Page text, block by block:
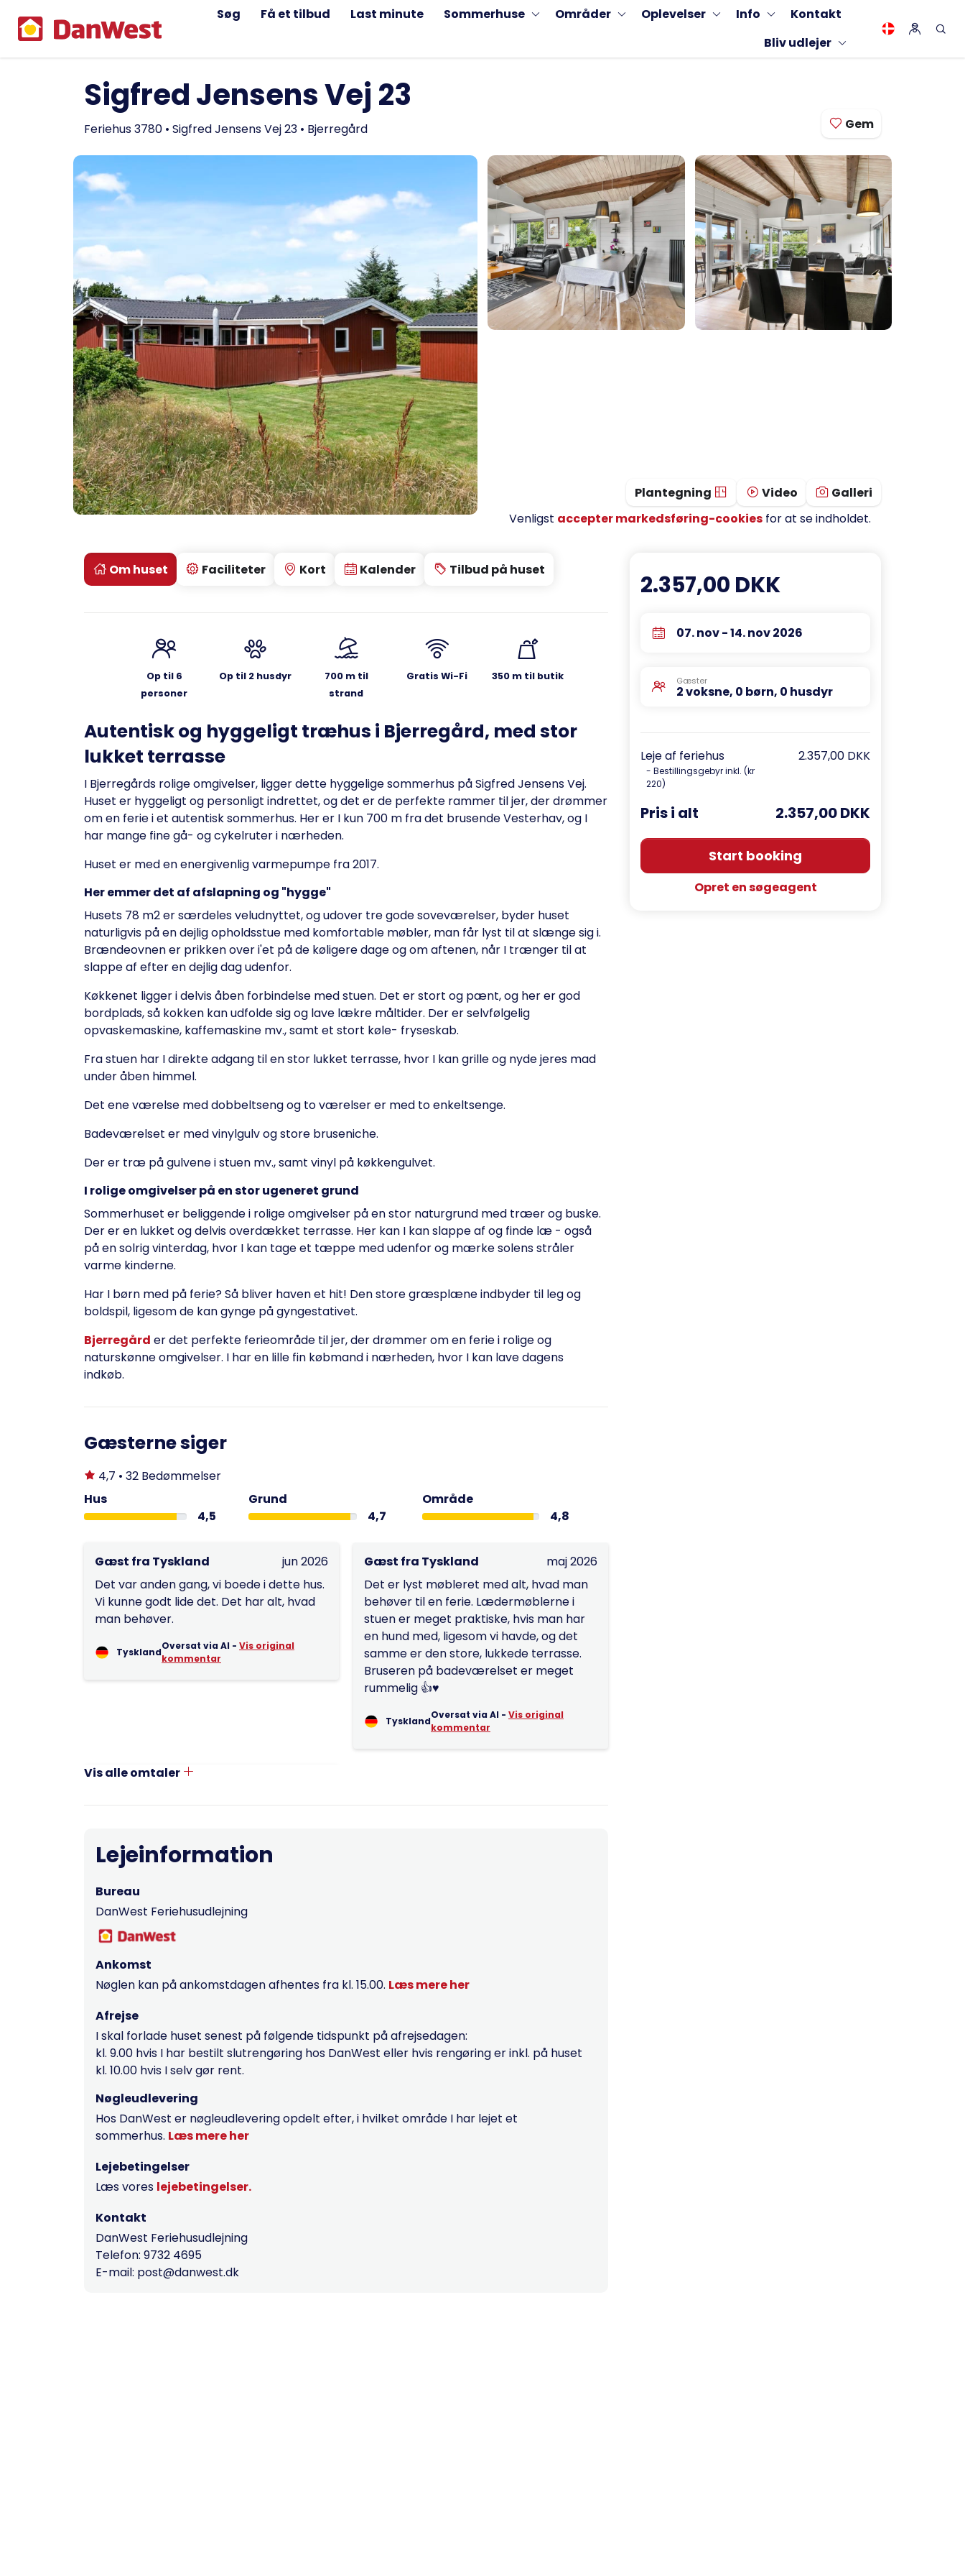
Søg Få et tilbud Last minute Sommerhuse Områder Oplevelser Info
Kontakt
Bliv udlejer
Sigfred Jensens Vej 23
Feriehus 3780 • Sigfred Jensens Vej 23 • Bjerregård Gem
Venligst accepter markedsføring-cookiesfor at se indholdet.
Plantegning Video Galleri
Om huset Faciliteter Kort Kalender Tilbud på huset
Op til 6
personer
Op til 2 husdyr
700 m til
strand
Gratis Wi-Fi 350 m til butik
Autentisk og hyggeligt træhus i Bjerregård, med stor
lukket terrasse
I Bjerregårds rolige omgivelser, ligger dette hyggelige sommerhus på Sigfred Jensens Vej.
Huset er hyggeligt og personligt indrettet, og det er de perfekte rammer til jer, der drømmer
om en ferie i et autentisk sommerhus. Her er I kun 700 m fra det brusende Vesterhav, og I
har mange fine gå- og cykelruter i nærheden.
Huset er med en energivenlig varmepumpe fra 2017.
Her emmer det af afslapning og "hygge"
Husets 78 m2 er særdeles veludnyttet, og udover tre gode soveværelser, byder huset
naturligvis på en dejlig opholdsstue med komfortable møbler, man får lyst til at slænge sig i.
Brændeovnen er prikken over i'et på de køligere dage og om aftenen, når I trænger til at
slappe af efter en dejlig dag udenfor.
Køkkenet ligger i delvis åben forbindelse med stuen. Det er stort og pænt, og her er god
bordplads, så kokken kan udfolde sig og lave lækre måltider. Der er selvfølgelig
opvaskemaskine, kaffemaskine mv., samt et stort køle- fryseskab.
Fra stuen har I direkte adgang til en stor lukket terrasse, hvor I kan grille og nyde jeres mad
under åben himmel.
Det ene værelse med dobbeltseng og to værelser er med to enkeltsenge.
Badeværelset er med vinylgulv og store bruseniche.
Der er træ på gulvene i stuen mv., samt vinyl på køkkengulvet.
I rolige omgivelser på en stor ugeneret grund
Sommerhuset er beliggende i rolige omgivelser på en stor naturgrund med træer og buske.
Der er en lukket og delvis overdækket terrasse. Her kan I kan slappe af og finde læ - også
på en solrig vinterdag, hvor I kan tage et tæppe med udenfor og mærke solens stråler
varme kinderne.
Har I børn med på ferie? Så bliver haven et hit! Den store græsplæne indbyder til leg og
boldspil, ligesom de kan gynge på gyngestativet.
Bjerregård er det perfekte ferieområde til jer, der drømmer om en ferie i rolige og
naturskønne omgivelser. I har en lille fin købmand i nærheden, hvor I kan lave dagens
indkøb.
Gæsterne siger
4,7 • 32 Bedømmelser
Hus
4,5
Grund
4,7
Område
4,8
Gæst fra Tyskland
jun 2026
Det var anden gang, vi boede i dette hus.
Vi kunne godt lide det. Det har alt, hvad
man behøver.
Tyskland
Oversat via AI - Vis original
kommentar
Gæst fra Tyskland
maj 2026
Det er lyst møbleret med alt, hvad man
behøver til en ferie. Lædermøblerne i
stuen er meget praktiske, hvis man har
en hund med, ligesom vi havde, og det
samme er den store, lukkede terrasse.
Bruseren på badeværelset er meget
rummelig 👍♥️
Tyskland
Oversat via AI - Vis original
kommentar
Vis alle omtaler
Lejeinformation
Bureau
DanWest Feriehusudlejning
Ankomst
Nøglen kan på ankomstdagen afhentes fra kl. 15.00. Læs mere her
Afrejse
I skal forlade huset senest på følgende tidspunkt på afrejsedagen:
kl. 9.00 hvis I har bestilt slutrengøring hos DanWest eller hvis rengøring er inkl. på huset
kl. 10.00 hvis I selv gør rent.
Nøgleudlevering
Hos DanWest er nøgleudlevering opdelt efter, i hvilket område I har lejet et
sommerhus. Læs mere her
Lejebetingelser
Læs vores lejebetingelser.
Kontakt
DanWest Feriehusudlejning
Telefon: 9732 4695
E-mail: post@danwest.dk
2.357,00 DKK
07. nov - 14. nov 2026
Gæster
2 voksne, 0 børn, 0 husdyr
Leje af feriehus
- Bestillingsgebyr inkl. (kr
220)
2.357,00 DKK
Pris i alt 2.357,00 DKK
Start booking
Opret en søgeagent